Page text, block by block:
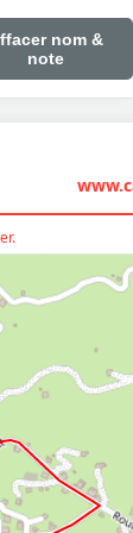
nom &
note